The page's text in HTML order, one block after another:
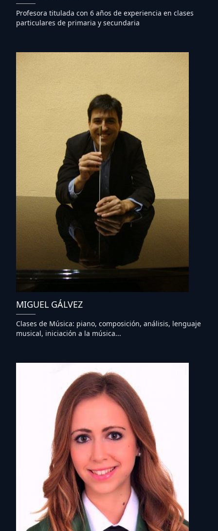
Profesora titulada con 6 años de experiencia en clases
particulares de primaria y secundaria
MIGUEL GÁLVEZ
Clases de Música: piano, composición, análisis, lenguaje
musical, iniciación a la música...